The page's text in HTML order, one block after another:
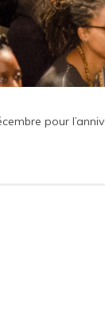
pour